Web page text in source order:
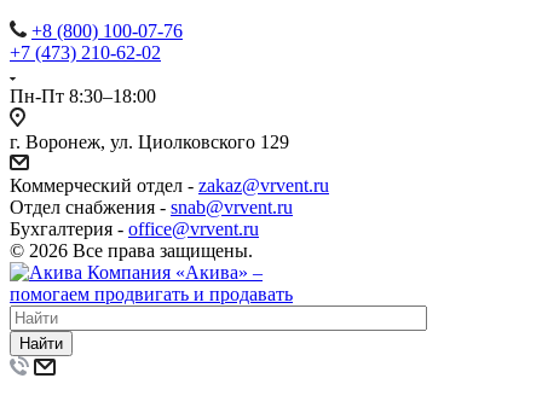
+8 (800) 100-07-76
+7 (473) 210-62-02
Пн-Пт 8:30–18:00
г. Воронеж, ул. Циолковского 129
Коммерческий отдел - zakaz@vrvent.ru
Отдел снабжения - snab@vrvent.ru
Бухгалтерия - office@vrvent.ru
© 2026 Все права защищены.
Компания «Акива» –
помогаем продвигать и продавать
Найти